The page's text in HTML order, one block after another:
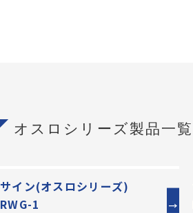
オスロシリーズ製品一覧
サイン(オスロシリーズ)
RWG-1